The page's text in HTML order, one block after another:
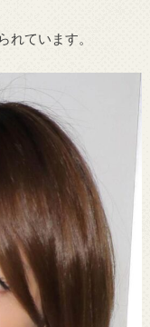
れています。